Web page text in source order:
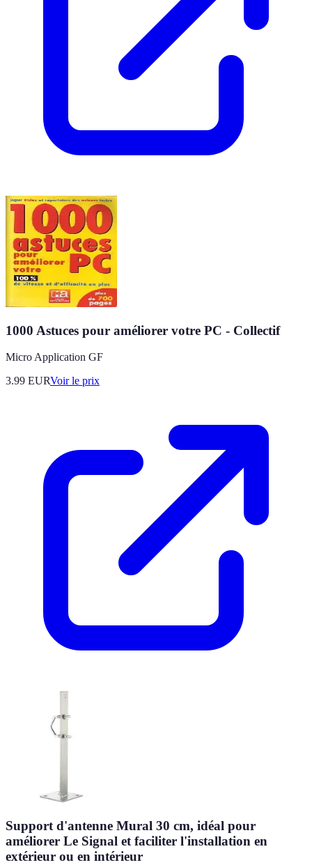
1000 Astuces pour améliorer votre PC - Collectif
Micro Application GF
3.99 EURVoir le prix
Support d'antenne Mural 30 cm, idéal pour
améliorer Le Signal et faciliter l'installation en
extérieur ou en intérieur